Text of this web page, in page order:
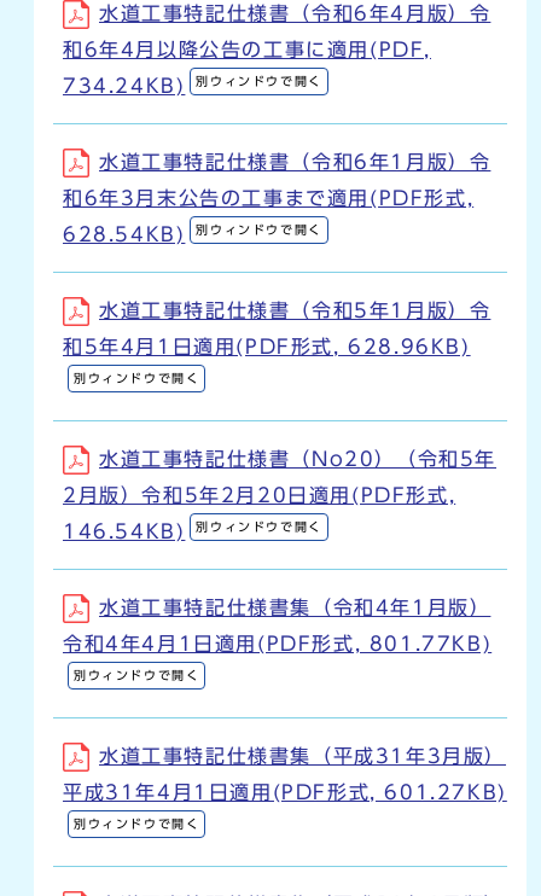
水道工事特記仕様書（令和6年4月版）令
和6年4月以降公告の工事に適用(PDF,
734.24KB)
別ウィンドウで開く
水道工事特記仕様書（令和6年1月版）令
和6年3月末公告の工事まで適用(PDF形式,
628.54KB)
別ウィンドウで開く
水道工事特記仕様書（令和5年1月版）令
和5年4月1日適用(PDF形式, 628.96KB)
別ウィンドウで開く
水道工事特記仕様書（No20）（令和5年
2月版）令和5年2月20日適用(PDF形式,
146.54KB)
別ウィンドウで開く
水道工事特記仕様書集（令和4年1月版）
令和4年4月1日適用(PDF形式, 801.77KB)
別ウィンドウで開く
水道工事特記仕様書集（平成31年3月版）
平成31年4月1日適用(PDF形式, 601.27KB)
別ウィンドウで開く